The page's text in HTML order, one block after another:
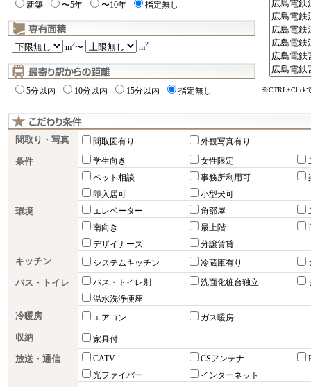
新築 〜5年 〜10年 指定無し
m2〜 m2
5分以内 10分以内 15分以内 指定無し ※CTRL+Click
間取り・写真 間取図有り 外観写真有り
条件 学生向き 女性限定
ペット相談
事務所利用可
即入居可
小型犬可
環境 エレベーター 角部屋
南向き
最上階
デザイナーズ
分譲賃貸
キッチン システムキッチン 冷蔵庫有り
バス・トイレ バス・トイレ別 洗面化粧台独立
温水洗浄便座
冷暖房 エアコン ガス暖房
収納 家具付
放送・通信 CATV CSアンテナ
光ファイバー
インターネット